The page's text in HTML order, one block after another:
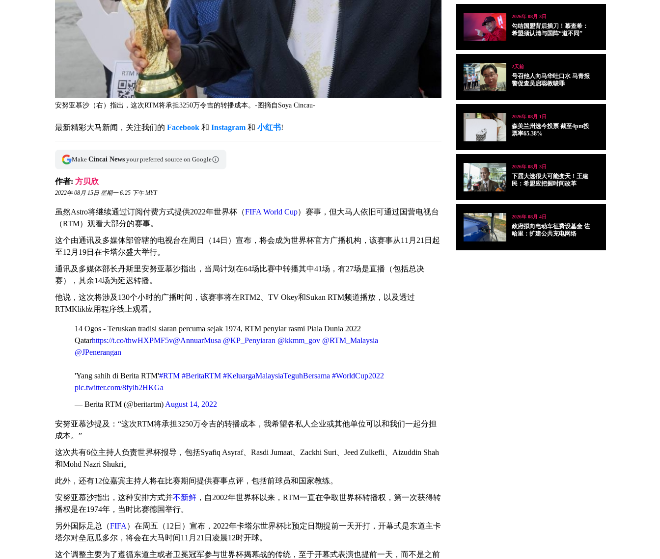
安努亚慕沙（右）指出，这次RTM将承担3250万令吉的转播成本。-图摘自Soya Cincau-
最新精彩大马新闻，关注我们的 Facebook 和 Instagram 和 小红书!
Make Cincai News your preferred source on Google
作者: 方贝欣
2022年 08月 15日 星期一 6:25 下午 MYT
虽然Astro将继续通过订阅付费方式提供2022年世界杯（FIFA World Cup）赛事，但大马人依旧可通过国营电视台
（RTM）观看大部分的赛事。
这个由通讯及多媒体部管辖的电视台在周日（14日）宣布，将会成为世界杯官方广播机构，该赛事从11月21日起
至12月19日在卡塔尔盛大举行。
通讯及多媒体部长丹斯里安努亚慕沙指出，当局计划在64场比赛中转播其中41场，有27场是直播（包括总决
赛），其余14场为延迟转播。
他说，这次将涉及130个小时的广播时间，该赛事将在RTM2、TV Okey和Sukan RTM频道播放，以及透过
RTMKlik应用程序线上观看。
14 Ogos - Teruskan tradisi siaran percuma sejak 1974, RTM penyiar rasmi Piala Dunia 2022
Qatarhttps://t.co/thwHXPMF5v@AnnuarMusa @KP_Penyiaran @kkmm_gov @RTM_Malaysia
@JPenerangan
'Yang sahih di Berita RTM'#RTM #BeritaRTM #KeluargaMalaysiaTeguhBersama #WorldCup2022
pic.twitter.com/8fylb2HKGa
— Berita RTM (@beritartm) August 14, 2022
安努亚慕沙提及：“这次RTM将承担3250万令吉的转播成本，我希望各私人企业或其他单位可以和我们一起分担
成本。”
这次共有6位主持人负责世界杯报导，包括Syafiq Asyraf、Rasdi Jumaat、Zackhi Suri、Jeed Zulkefli、Aizuddin Shah
和Mohd Nazri Shukri。
此外，还有12位嘉宾主持人将在比赛期间提供赛事点评，包括前球员和国家教练。
安努亚慕沙指出，这种安排方式并不新鲜 ，自2002年世界杯以来，RTM一直在争取世界杯转播权，第一次获得转
播权是在1974年，当时比赛德国举行。
另外国际足总（FIFA ）在周五（12日）宣布，2022年卡塔尔世界杯比预定日期提前一天开打，开幕式是东道主卡
塔尔对垒厄瓜多尔，将会在大马时间11月21日凌晨12时开球。
这个调整主要为了遵循东道主或者卫冕冠军参与世界杯揭幕战的传统，至于开幕式表演也提前一天，而不是之前
2026年 08月 3日
勾结国盟背后插刀！慕查希：
希盟须认清与国阵“道不同”
2天前
号召他人向马华吐口水 马青报
警促查吴启聪教唆罪
2026年 08月 1日
森美兰州选今投票 截至4pm投
票率65.38%
2026年 08月 3日
下届大选很大可能变天！王建
民：希盟应把握时间改革
2026年 08月 4日
政府拟向电动车征费设基金 佐
哈里：扩建公共充电网络